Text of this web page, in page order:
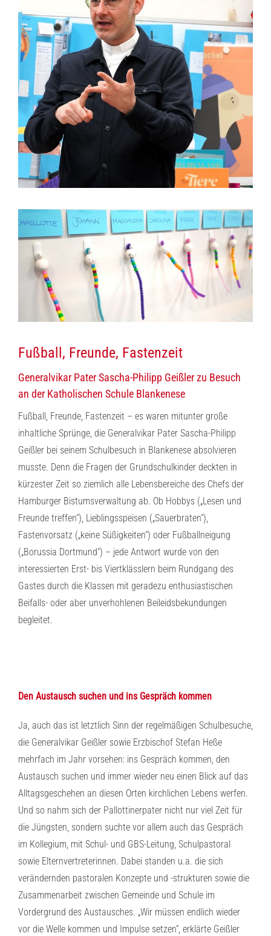
Fußball, Freunde, Fastenzeit
Generalvikar Pater Sascha-Philipp Geißler zu Besuch
an der Katholischen Schule Blankenese
Fußball, Freunde, Fastenzeit – es waren mitunter große
inhaltliche Sprünge, die Generalvikar Pater Sascha-Philipp
Geißler bei seinem Schulbesuch in Blankenese absolvieren
musste. Denn die Fragen der Grundschulkinder deckten in
kürzester Zeit so ziemlich alle Lebensbereiche des Chefs der
Hamburger Bistumsverwaltung ab. Ob Hobbys („Lesen und
Freunde treffen“), Lieblingsspeisen („Sauerbraten“),
Fastenvorsatz („keine Süßigkeiten“) oder Fußballneigung
(„Borussia Dortmund“) – jede Antwort wurde von den
interessierten Erst- bis Viertklässlern beim Rundgang des
Gastes durch die Klassen mit geradezu enthusiastischen
Beifalls- oder aber unverhohlenen Beileidsbekundungen
begleitet.
Den Austausch suchen und ins Gespräch kommen
Ja, auch das ist letztlich Sinn der regelmäßigen Schulbesuche,
die Generalvikar Geißler sowie Erzbischof Stefan Heße
mehrfach im Jahr vorsehen: ins Gespräch kommen, den
Austausch suchen und immer wieder neu einen Blick auf das
Alltagsgeschehen an diesen Orten kirchlichen Lebens werfen.
Und so nahm sich der Pallottinerpater nicht nur viel Zeit für
die Jüngsten, sondern suchte vor allem auch das Gespräch
im Kollegium, mit Schul- und GBS-Leitung, Schulpastoral
sowie Elternvertreterinnen. Dabei standen u.a. die sich
verändernden pastoralen Konzepte und -strukturen sowie die
Zusammenarbeit zwischen Gemeinde und Schule im
Vordergrund des Austausches. „Wir müssen endlich wieder
vor die Welle kommen und Impulse setzen“, erklärte Geißler